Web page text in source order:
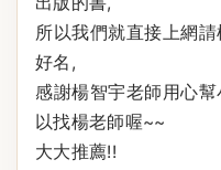
所以我們就直接上網
好名,
感謝楊智宇老師用心
以找楊老師喔~~
大大推薦!!